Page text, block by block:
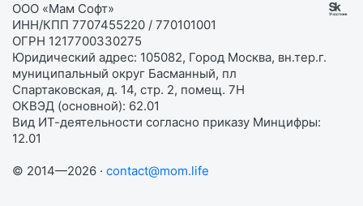
ООО «Мам Софт»
ИНН/КПП 7707455220 / 770101001
ОГРН 1217700330275
Юридический адрес: 105082, Город Москва, вн.тер.г.
муниципальный округ Басманный, пл
Спартаковская, д. 14, стр. 2, помещ. 7Н
ОКВЭД (основной): 62.01
Вид ИТ-деятельности согласно приказу Минцифры:
12.01
© 2014—2026 · contact@mom.life